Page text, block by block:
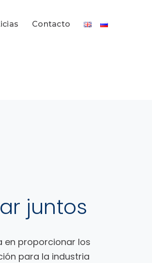
Contacto
juntos
en proporcionar los
para la industria